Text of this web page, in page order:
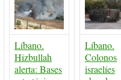
Líbano.
Hizbullah
alerta: Bases
Líbano.
Colonos
israelíes